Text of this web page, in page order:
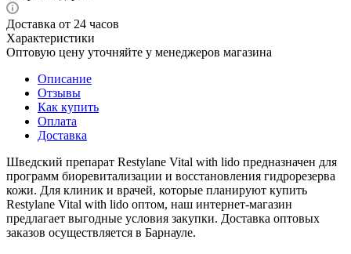
Доставка от 24 часов
Характеристики
Оптовую цену уточняйте у менеджеров магазина
Описание
Отзывы
Как купить
Оплата
Доставка
Шведский препарат Restylane Vital with lido предназначен для
программ биоревитализации и восстановления гидрорезерва
кожи. Для клиник и врачей, которые планируют купить
Restylane Vital with lido оптом, наш интернет-магазин
предлагает выгодные условия закупки. Доставка оптовых
заказов осуществляется в Барнауле.